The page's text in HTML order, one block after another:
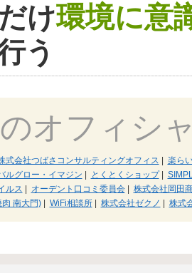
け環境に意
う
オフィシ
式会社つばさコンサルティングオフィス
楽ら
ルグロー・イマジン
とくとくショップ|
ルス
オーデント口コミ委員会|
株式会社岡田
南大門)| WiFi相談所| 株式会社ゼクノ 株式